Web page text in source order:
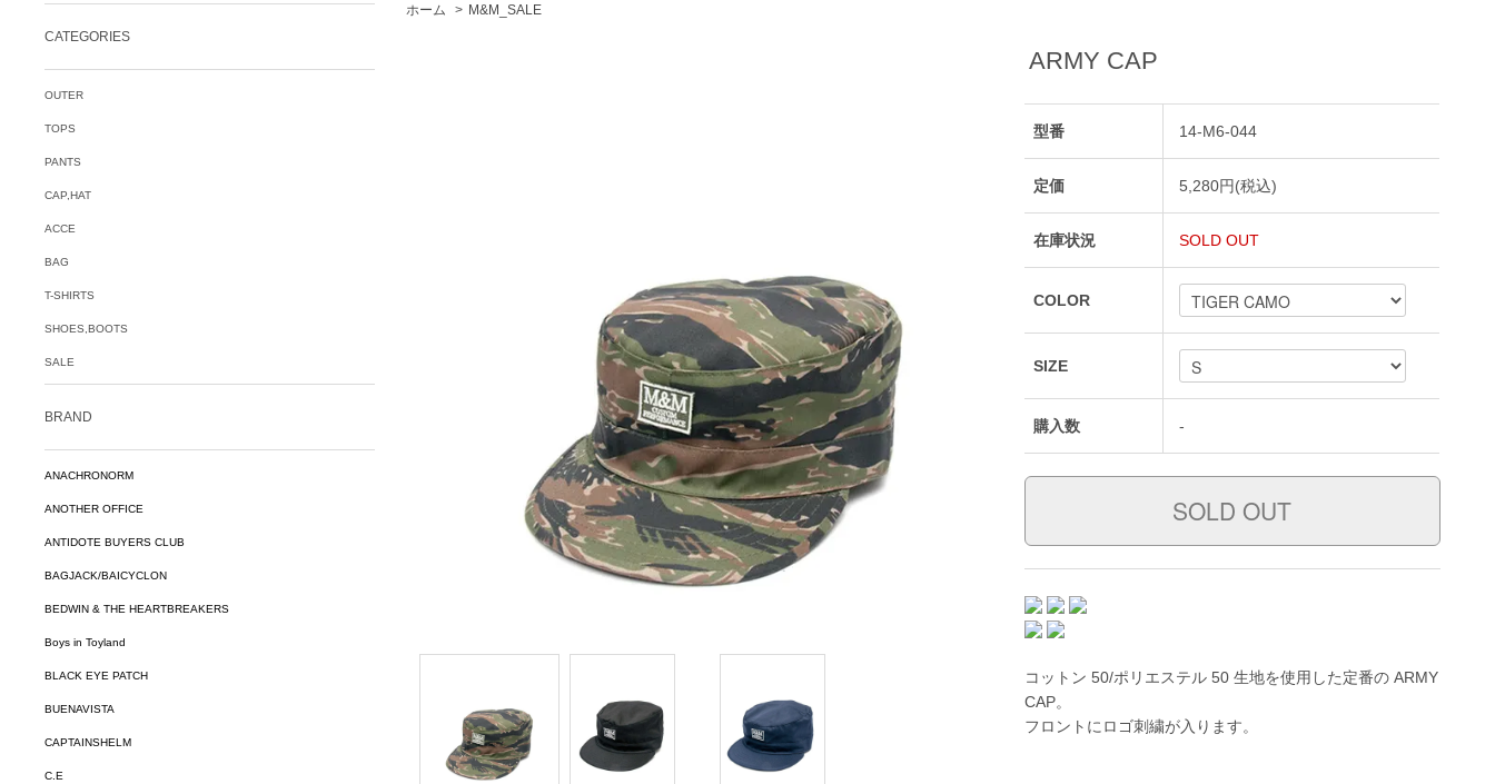
ホーム
> M&M_SALE
ARMY CAP
型番 14-M6-044
定価 5,280円(税込)
在庫状況 SOLD OUT
COLOR
SIZE
購入数 -
コットン 50/ポリエステル 50 生地を使用した定番の ARMY
CAP。
フロントにロゴ刺繍が入ります。
CATEGORIES
OUTER
TOPS
PANTS
CAP,HAT
ACCE
BAG
T-SHIRTS
SHOES,BOOTS
SALE
BRAND
ANACHRONORM
ANOTHER OFFICE
ANTIDOTE BUYERS CLUB
BAGJACK/BAICYCLON
BEDWIN & THE HEARTBREAKERS
Boys in Toyland
BLACK EYE PATCH
BUENAVISTA
CAPTAINSHELM
C.E